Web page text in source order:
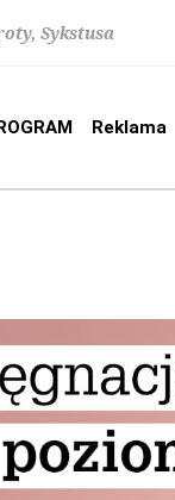
Sykstusa
Reklama